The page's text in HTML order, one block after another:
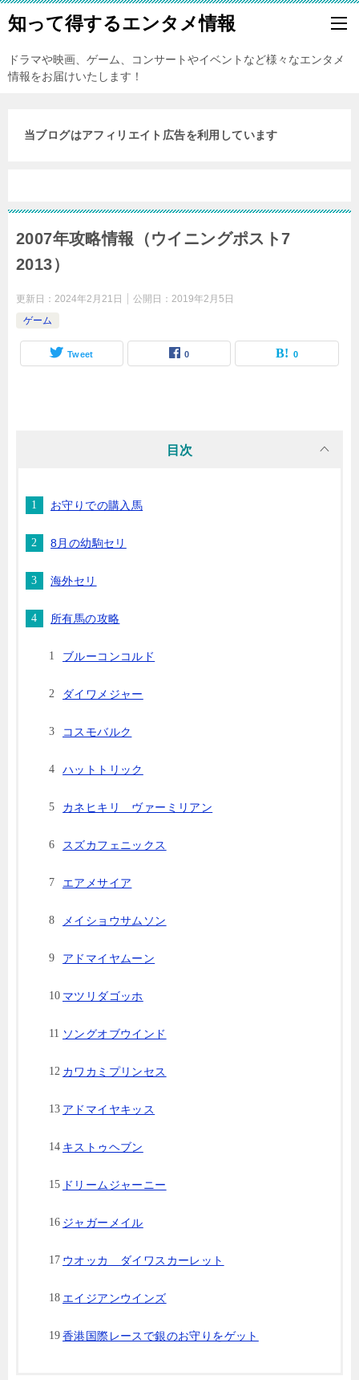
知って得するエンタメ情報
ドラマや映画、ゲーム、コンサートやイベントなど様々なエンタメ
情報をお届けいたします！
当ブログはアフィリエイト広告を利用しています
2007年攻略情報（ウイニングポスト7
2013）
更新日： 2024年2月21日 公開日： 2019年2月5日
ゲーム
Tweet 0 0
目次
お守りでの購入馬
8月の幼駒セリ
海外セリ
所有馬の攻略
ブルーコンコルド
ダイワメジャー
コスモバルク
ハットトリック
カネヒキリ ヴァーミリアン
スズカフェニックス
エアメサイア
メイショウサムソン
アドマイヤムーン
マツリダゴッホ
ソングオブウインド
カワカミプリンセス
アドマイヤキッス
キストゥヘブン
ドリームジャーニー
ジャガーメイル
ウオッカ ダイワスカーレット
エイジアンウインズ
香港国際レースで銀のお守りをゲット